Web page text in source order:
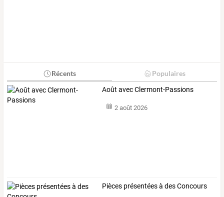
Récents Populaires
Août avec Clermont-Passions
2 août 2026
Pièces présentées à des Concours